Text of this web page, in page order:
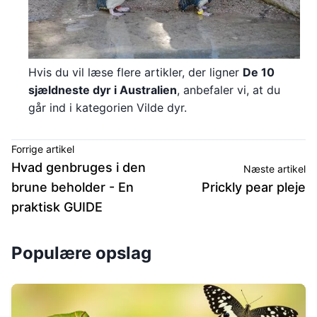
Hvis du vil læse flere artikler, der ligner De 10
sjældneste dyr i Australien, anbefaler vi, at du
går ind i kategorien Vilde dyr.
Forrige artikel
Hvad genbruges i den
brune beholder - En
praktisk GUIDE
Næste artikel
Prickly pear pleje
Populære opslag